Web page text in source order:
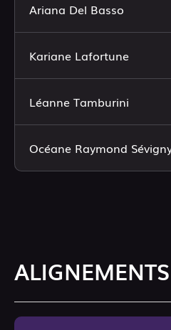
Ariana Del Basso
Kariane Lafortune
Léanne Tamburini
Océane Raymond
ALIGNEMENTS